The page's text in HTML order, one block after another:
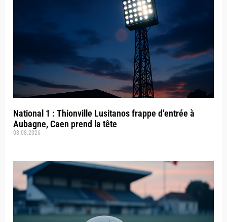
National 1 : Thionville Lusitanos frappe d’entrée à
Aubagne, Caen prend la tête
08.08.2026